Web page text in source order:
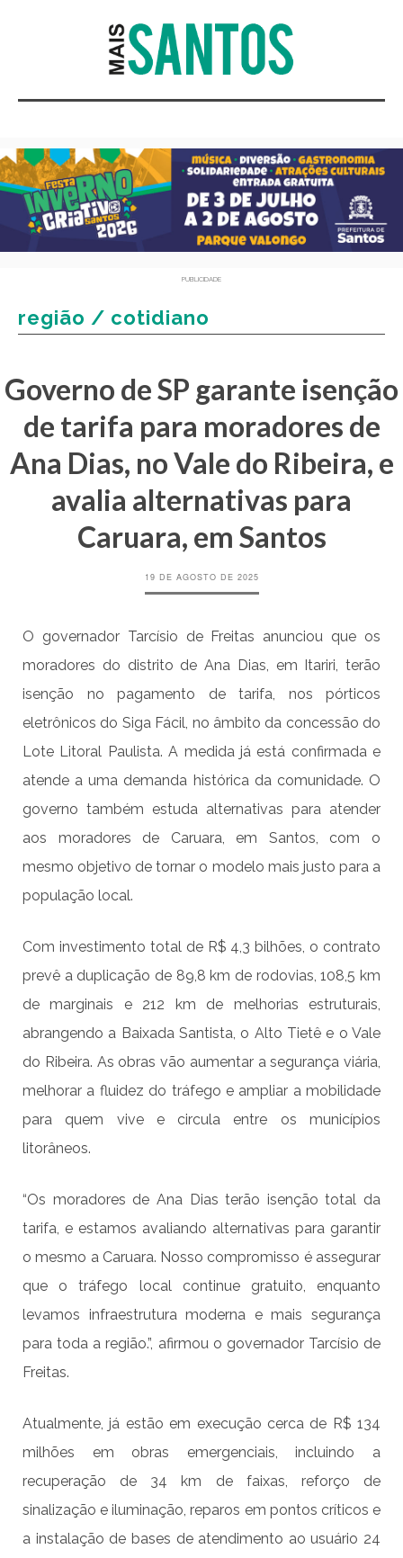
PUBLICIDADE
região / cotidiano
Governo de SP garante isenção
de tarifa para moradores de
Ana Dias, no Vale do Ribeira, e
avalia alternativas para
Caruara, em Santos
19 DE AGOSTO DE 2025
O governador Tarcísio de Freitas anunciou que os
moradores do distrito de Ana Dias, em Itariri, terão
isenção no pagamento de tarifa, nos pórticos
eletrônicos do Siga Fácil, no âmbito da concessão do
Lote Litoral Paulista. A medida já está confirmada e
atende a uma demanda histórica da comunidade. O
governo também estuda alternativas para atender
aos moradores de Caruara, em Santos, com o
mesmo objetivo de tornar o modelo mais justo para a
população local.
Com investimento total de R$ 4,3 bilhões, o contrato
prevê a duplicação de 89,8 km de rodovias, 108,5 km
de marginais e 212 km de melhorias estruturais,
abrangendo a Baixada Santista, o Alto Tietê e o Vale
do Ribeira. As obras vão aumentar a segurança viária,
melhorar a fluidez do tráfego e ampliar a mobilidade
para quem vive e circula entre os municípios
litorâneos.
“Os moradores de Ana Dias terão isenção total da
tarifa, e estamos avaliando alternativas para garantir
o mesmo a Caruara. Nosso compromisso é assegurar
que o tráfego local continue gratuito, enquanto
levamos infraestrutura moderna e mais segurança
para toda a região.”, afirmou o governador Tarcísio de
Freitas.
Atualmente, já estão em execução cerca de R$ 134
milhões em obras emergenciais, incluindo a
recuperação de 34 km de faixas, reforço de
sinalização e iluminação, reparos em pontos críticos e
a instalação de bases de atendimento ao usuário 24